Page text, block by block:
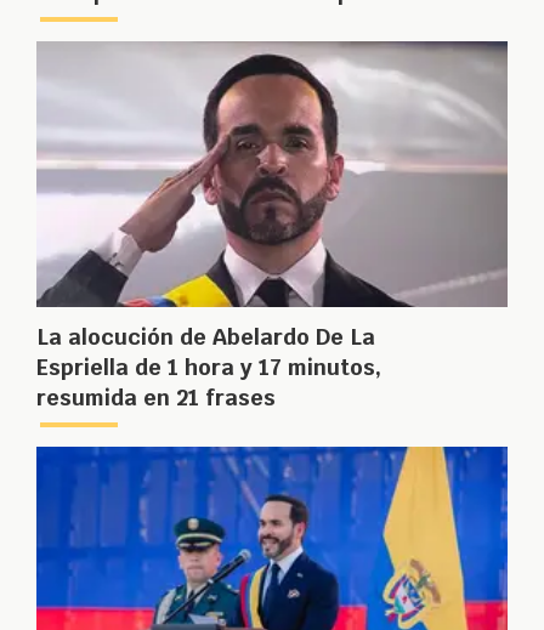
La alocución de Abelardo De La
Espriella de 1 hora y 17 minutos,
resumida en 21 frases